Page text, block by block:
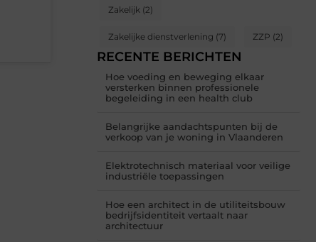
Zakelijk (2)
Zakelijke dienstverlening (7) ZZP (2)
RECENTE BERICHTEN
Hoe voeding en beweging elkaar
versterken binnen professionele
begeleiding in een health club
Belangrijke aandachtspunten bij de
verkoop van je woning in Vlaanderen
Elektrotechnisch materiaal voor veilige
industriële toepassingen
Hoe een architect in de utiliteitsbouw
bedrijfsidentiteit vertaalt naar
architectuur